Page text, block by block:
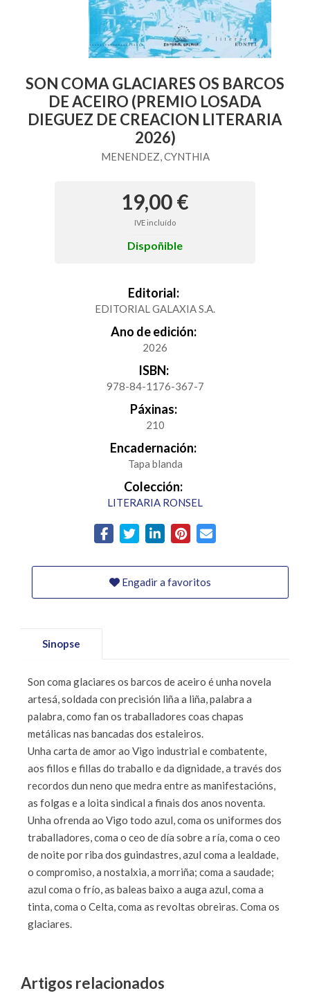
SON COMA GLACIARES OS BARCOS
DE ACEIRO (PREMIO LOSADA
DIEGUEZ DE CREACION LITERARIA
2026)
MENENDEZ, CYNTHIA
19,00 €
IVE incluído
Dispoñible
Editorial:
EDITORIAL GALAXIA S.A.
Ano de edición:
2026
ISBN:
978-84-1176-367-7
Páxinas:
210
Encadernación:
Tapa blanda
Colección:
LITERARIA RONSEL
Engadir a favoritos
Sinopse
Son coma glaciares os barcos de aceiro é unha novela
artesá, soldada con precisión liña a liña, palabra a
palabra, como fan os traballadores coas chapas
metálicas nas bancadas dos estaleiros.
Unha carta de amor ao Vigo industrial e combatente,
aos fillos e fillas do traballo e da dignidade, a través dos
recordos dun neno que medra entre as manifestacións,
as folgas e a loita sindical a finais dos anos noventa.
Unha ofrenda ao Vigo todo azul, coma os uniformes dos
traballadores, coma o ceo de día sobre a ría, coma o ceo
de noite por riba dos guindastres, azul coma a lealdade,
o compromiso, a nostalxia, a morriña; coma a saudade;
azul coma o frío, as baleas baixo a auga azul, coma a
tinta, coma o Celta, coma as revoltas obreiras. Coma os
glaciares.
Artigos relacionados